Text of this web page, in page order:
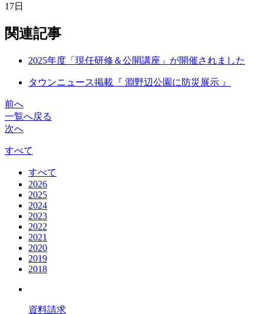
17日
関連記事
2025年度「現任研修＆公開講座」が開催されました
タウンニュース掲載『 淵野辺公園に防災展示 』
前へ
一覧へ戻る
次へ
すべて
すべて
2026
2025
2024
2023
2022
2021
2020
2019
2018
資料請求